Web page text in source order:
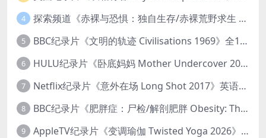
4 探索频道《赤裸与恐惧：独自生存/赤裸荒野求生 Naked and Afraid: Solo 2023》第一季全8集 英语中英双字 官方纯净版 高码1080P/MKV/45.4G
5 BBC纪录片《文明的轨迹 Civilisations 1969》全13集 英语中英双字 高清收藏版 1080P/MKV/64.1G 西方艺术史话
6 HULU纪录片《卧底妈妈 Mother Undercover 2023》全4集 英语中英双字 官方纯净版 1080P/MKV/7.6G 拯救孩子
7 Netflix纪录片《意外在场 Long Shot 2017》英语中字 720P/NKV/1.06GB 美国谋杀误判案件
8 BBC纪录片《肥胖症：尸检/解剖肥胖 Obesity: The Post Mortem 2016》英语中英双字 无水印纯净版 1080P/MKV/1.03G
9 AppleTV纪录片《变调瑜伽 Twisted Yoga 2026》全3集 英语中英双字 无水印纯净版 1080P/MKV/10G 瑜伽大师背后的真相